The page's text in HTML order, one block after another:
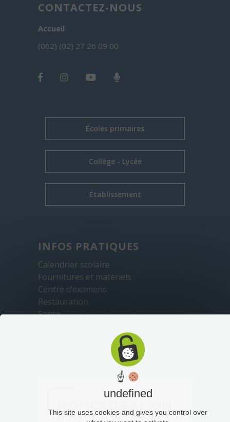
CONTACTEZ-NOUS
Accueil
(002) (02) 27 26 09 00
Écoles primaires
Collège - Lycée
Établissement
INFOS PRATIQUES
Calendrier scolaire
Fournitures et matériels
Centre d’examens
Restauration
Santé
☝
undefined
This site uses cookies and gives you control over